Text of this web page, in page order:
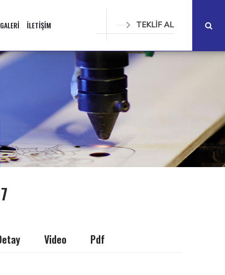
GALERİ İLETİŞİM TEKLİF AL
Video Pdf